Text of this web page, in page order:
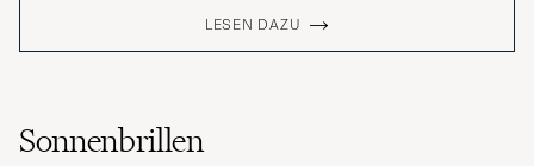
LESEN DAZU
Sonnenbrillen